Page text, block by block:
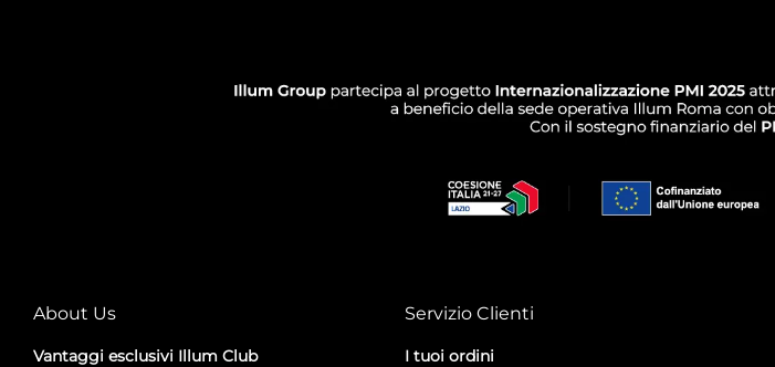
About Us
Vantaggi esclusivi Illum Club
Servizio Clienti
I tuoi ordini